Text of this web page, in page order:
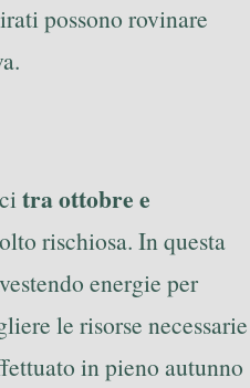
possono rovinare
tra ottobre e
rischiosa. In questa
energie per
le risorse necessarie
in pieno autunno